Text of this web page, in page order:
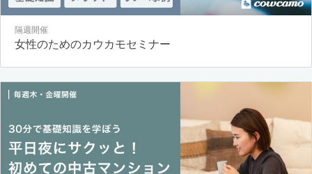
隔週開催
女性のためのカウカモセミナー